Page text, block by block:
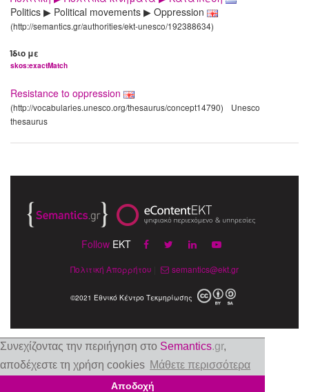
Συνεχίζοντας την περιήγηση στο Semantics.gr,
αποδέχεστε τη χρήση cookies Μάθετε περισσότερα
Αποδοχή
Politics ▶ Political movements ▶ Oppression
(http://semantics.gr/authorities/ekt-unesco/192388634)
Ίδιο με
skos:exactMatch
Resistance to oppression
(http://vocabularies.unesco.org/thesaurus/concept14790)
Unesco
thesaurus
Follow EKT
Πολιτική Απορρήτου semantics@ekt.gr
©2021 Εθνικό Κέντρο Τεκμηρίωσης